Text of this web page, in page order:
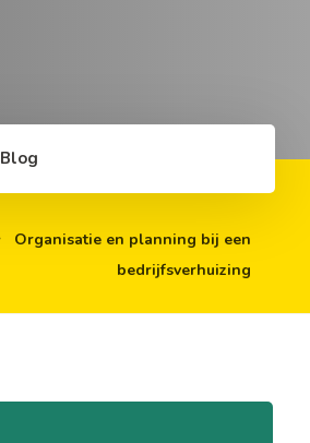
Blog
Organisatie en planning bij een
bedrijfsverhuizing